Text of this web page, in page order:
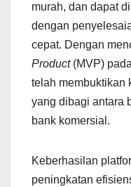
murah, dan dapat
dengan
cepat. Dengan
Product(MVP)
telah membuktikan
yang dibagi antara
bank komersial.
Keberhasilan
peningkatan